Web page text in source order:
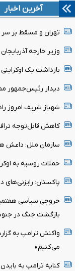
آخرین اخبار
تهران و مسقط بر سر
وزیر خارجه
بازداشت یک
دیدار رئیس‌جمهور
شهباز شریف امروز
کاهش قابل‌توجه
سازمان ملل: داعش
حملات روسیه به
پاکستان: رایزنی‌های
خروجی سیاسی
بازگشت جنگ در
واکنش ترامپ به
می‌کنیم»
کنایه ترامپ به